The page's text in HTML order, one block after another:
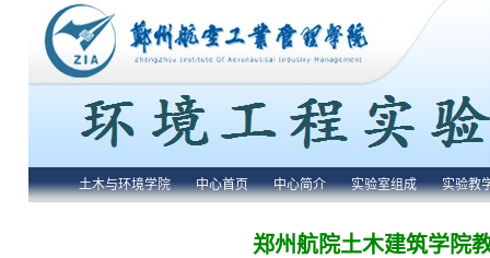
土木与环境学院 中心首页 中心简介 实验室组成 实验教
郑州航院土木建筑学院